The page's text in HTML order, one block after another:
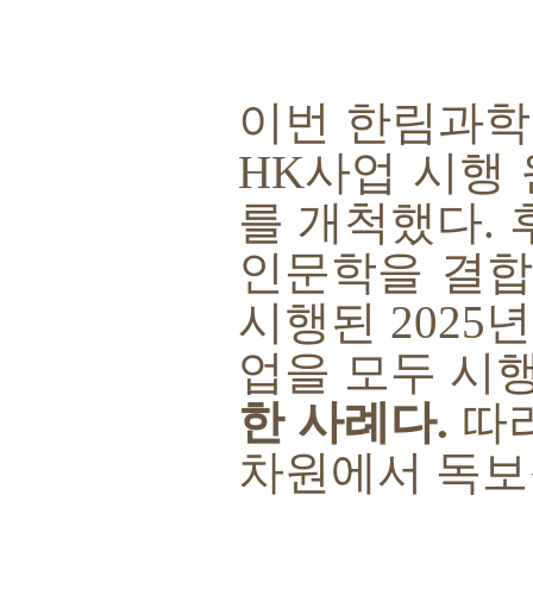
이번 한림과
HK사업 시행
를 개척했다.
인문학을 결
시행된 2025
업을 모두 시
한 사례다. 따
차원에서 독